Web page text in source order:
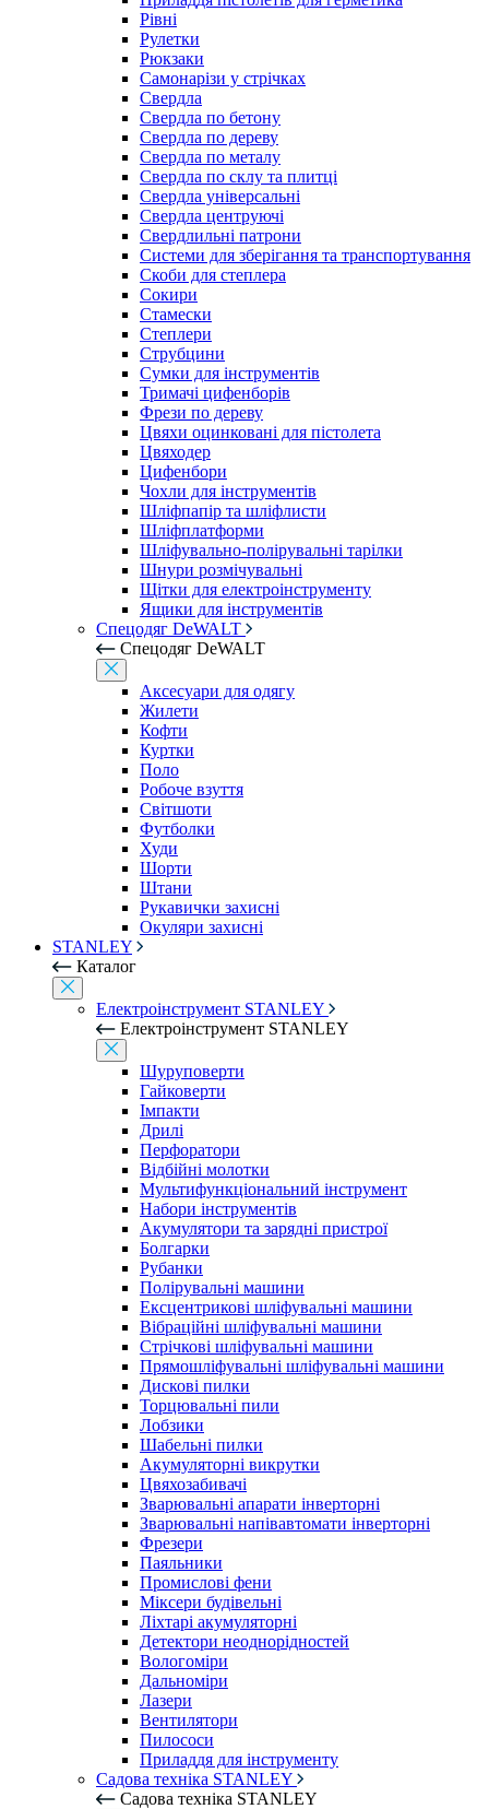
Рівні
Рулетки
Рюкзаки
Самонарізи у стрічках
Свердла
Свердла по бетону
Свердла по дереву
Свердла по металу
Свердла по склу та плитці
Свердла універсальні
Свердла центруючі
Свердлильні патрони
Системи для зберігання та транспортування
Скоби для степлера
Сокири
Стамески
Степлери
Струбцини
Сумки для інструментів
Тримачі цифенборів
Фрези по дереву
Цвяхи оцинковані для пістолета
Цвяходер
Цифенбори
Чохли для інструментів
Шліфпапір та шліфлисти
Шліфплатформи
Шліфувально-полірувальні тарілки
Шнури розмічувальні
Щітки для електроінструменту
Ящики для інструментів
Спецодяг DeWALT
Спецодяг DeWALT
Аксесуари для одягу
Жилети
Кофти
Куртки
Поло
Робоче взуття
Світшоти
Футболки
Худи
Шорти
Штани
Рукавички захисні
Окуляри захисні
STANLEY
Каталог
Електроінструмент STANLEY
Електроінструмент STANLEY
Шуруповерти
Гайковерти
Імпакти
Дрилі
Перфоратори
Відбійні молотки
Мультифункціональний інструмент
Набори інструментів
Акумулятори та зарядні пристрої
Болгарки
Рубанки
Полірувальні машини
Ексцентрикові шліфувальні машини
Вібраційні шліфувальні машини
Стрічкові шліфувальні машини
Прямошліфувальні шліфувальні машини
Дискові пилки
Торцювальні пили
Лобзики
Шабельні пилки
Акумуляторні викрутки
Цвяхозабивачі
Зварювальні апарати інверторні
Зварювальні напівавтомати інверторні
Фрезери
Паяльники
Промислові фени
Міксери будівельні
Ліхтарі акумуляторні
Детектори неоднорідностей
Вологоміри
Дальноміри
Лазери
Вентилятори
Пилососи
Приладдя для інструменту
Садова техніка STANLEY
Садова техніка STANLEY